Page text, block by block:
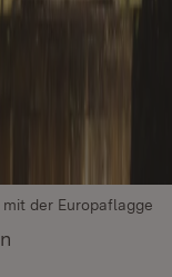
der Europaflagge